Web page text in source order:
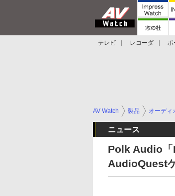
テレビ レコーダ ポ
AV Watch 製品 オーディ
ニュース
Polk Audio
AudioQuest